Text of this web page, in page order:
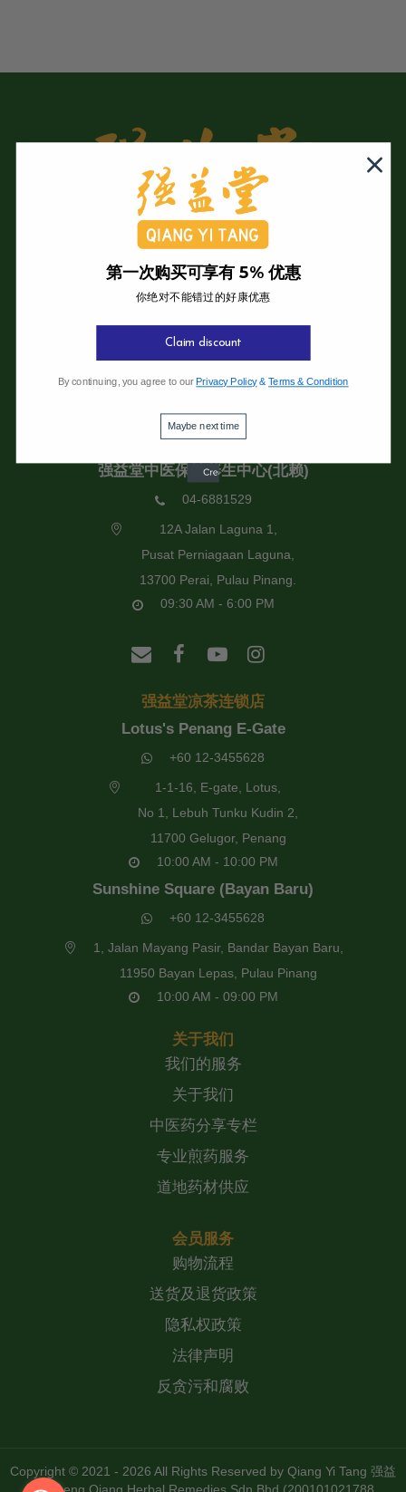
强益堂全息中医诊所
强益堂全息中医诊所(槟岛)
04-2832108
11600 Pulau Pinang.
09:30 AM - 6:00 PM
强益堂中医保健养生中心(北赖)
04-6881529
12A Jalan Laguna 1,
Pusat Perniagaan Laguna,
13700 Perai, Pulau Pinang.
09:30 AM - 6:00 PM
强益堂凉茶连锁店
Lotus's Penang E-Gate
+60 12-3455628
1-1-16, E-gate, Lotus,
No 1, Lebuh Tunku Kudin 2,
11700 Gelugor, Penang
10:00 AM - 10:00 PM
Sunshine Square (Bayan Baru)
+60 12-3455628
1, Jalan Mayang Pasir, Bandar Bayan Baru,
11950 Bayan Lepas, Pulau Pinang
10:00 AM - 09:00 PM
关于我们
我们的服务
关于我们
中医药分享专栏
专业煎药服务
道地药材供应
会员服务
购物流程
送货及退货政策
隐私权政策
法律声明
反贪污和腐败
Copyright © 2021 - 2026 All Rights Reserved by Qiang Yi Tang 强益
第一次购买可享有 5% 优惠
你绝对不能错过的好康优惠
Claim discount
By continuing, you agree to our Privacy Policy&Terms & Condition
Maybe next time